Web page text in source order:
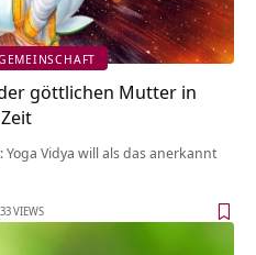
göttlichen Mutter in
Vidya will als das anerkannt
VIEWS